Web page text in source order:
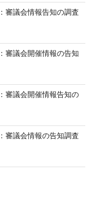
審議会情報告知の調査
審議会開催情報の告知
審議会開催情報告知の
審議会情報の告知調査